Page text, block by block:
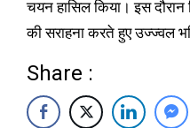
चयन हासिल किया। इस दौरान
की सराहना करते हुए उज्ज्वल
Share :